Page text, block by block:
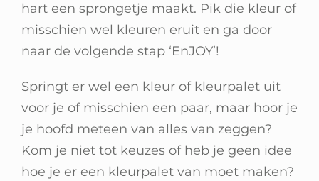
hart een sprongetje maakt. Pik die kleur of
misschien wel kleuren eruit en ga door
naar de volgende stap ‘EnJOY’!
Springt er wel een kleur of kleurpalet uit
voor je of misschien een paar, maar hoor je
je hoofd meteen van alles van zeggen?
Kom je niet tot keuzes of heb je geen idee
hoe je er een kleurpalet van moet maken?